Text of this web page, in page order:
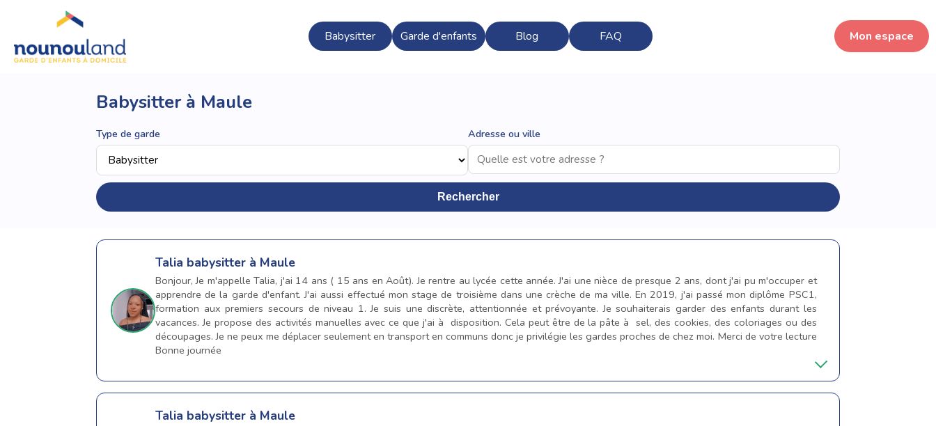
Babysitter Garde d'enfants Blog FAQ Mon espace
Babysitter à Maule
Type de garde Adresse ou ville
Rechercher
Talia babysitter à Maule
Bonjour, Je m'appelle Talia, j'ai 14 ans ( 15 ans en Août). Je rentre au lycée cette année. J'ai une nièce de presque 2 ans, dont j'ai pu m'occuper et
apprendre de la garde d'enfant. J'ai aussi effectué mon stage de troisième dans une crèche de ma ville. En 2019, j'ai passé mon diplôme PSC1,
formation aux premiers secours de niveau 1. Je suis une discrète, attentionnée et prévoyante. Je souhaiterais garder des enfants durant les
vacances. Je propose des activités manuelles avec ce que j'ai à disposition. Cela peut être de la pâte à sel, des cookies, des coloriages ou des
découpages. Je ne peux me déplacer seulement en transport en communs donc je privilégie les gardes proches de chez moi. Merci de votre lecture
Bonne journée
Talia babysitter à Maule